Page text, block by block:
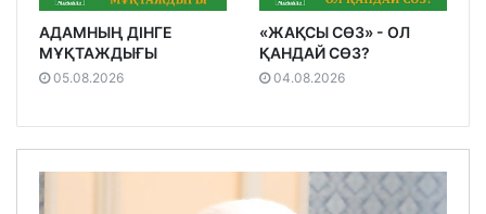
АДАМНЫҢ ДІНГЕ
МҰҚТАЖДЫҒЫ
05.08.2026
«ЖАҚСЫ СӨЗ» - ОЛ
ҚАНДАЙ СӨЗ?
04.08.2026